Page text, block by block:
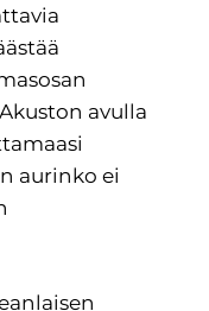
avulla
aurinko ei